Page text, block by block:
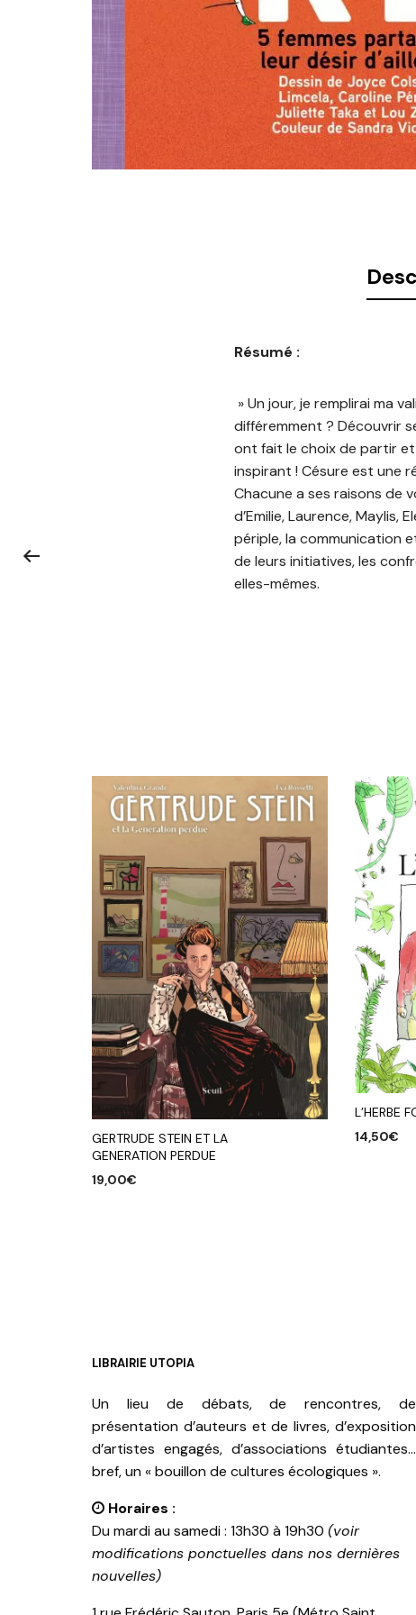
Résumé :
» Un jour, je remplirai ma
différemment ? Découvrir
ont fait le choix de partir
inspirant ! Césure est une
Chacune a ses raisons de
d’Emilie, Laurence,
périple, la communication
de leurs initiatives, les
elles-mêmes.
GERTRUDE STEIN ET LA
GENERATION PERDUE
19,00€
L’HERBE
14,50€
LIBRAIRIE UTOPIA
Un lieu de débats, de rencontres, de
présentation d’auteurs et de livres, d’exposition
d’artistes engagés, d’associations étudiantes…
bref, un « bouillon de cultures écologiques ».
Horaires :
Du mardi au samedi : 13h30 à 19h30 (voir
modifications ponctuelles dans nos dernières
nouvelles)